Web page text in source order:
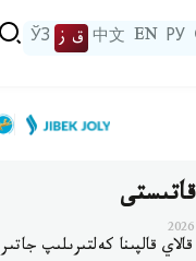
РУ
EN
中文 ق ز ЎЗ
قالپىنا كەلتىرىلىپ جاتىر